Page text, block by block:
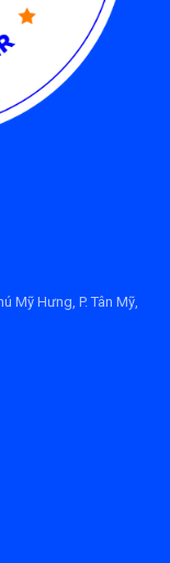
Mỹ Hưng, P. Tân Mỹ,